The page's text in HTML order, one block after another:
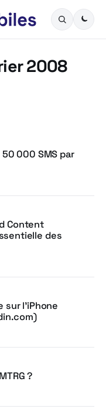
2008
000 SMS par
Content
des
sur l’iPhone
?